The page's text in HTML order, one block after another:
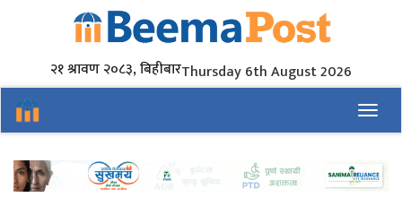
२१ श्रावण २०८३, बिहीबारThursday 6th August 2026